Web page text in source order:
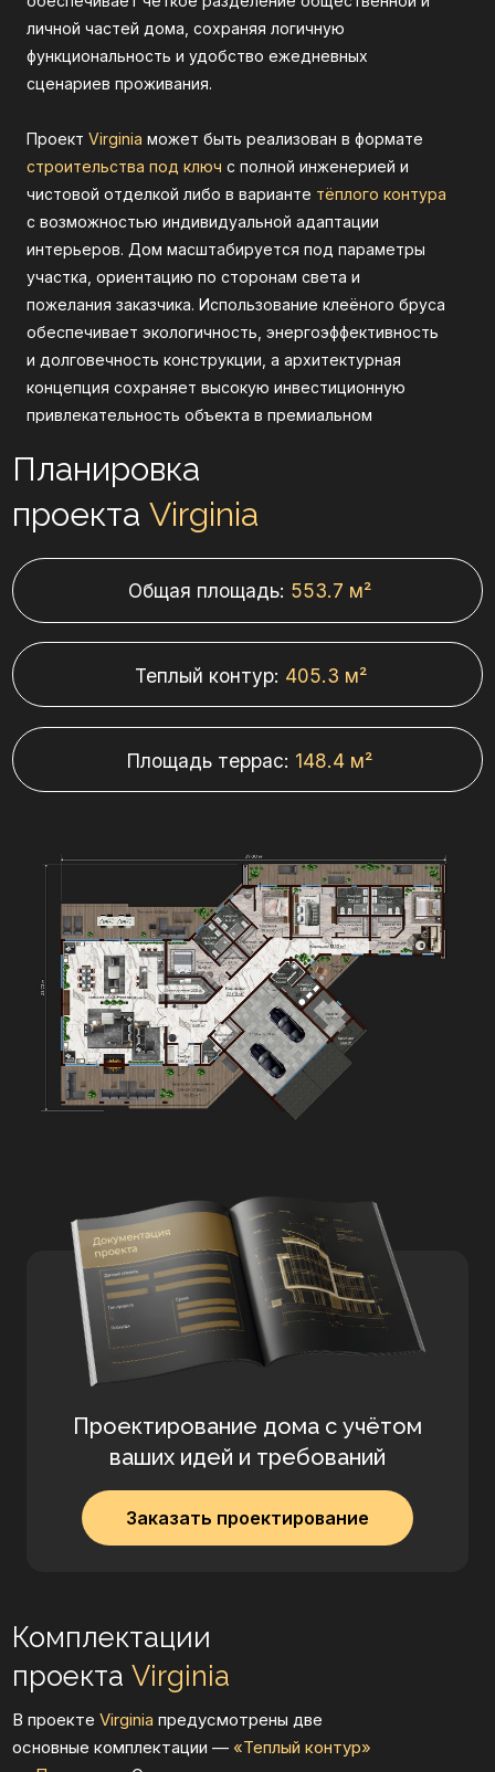
личной частей дома, сохраняя логичную
функциональность и удобство ежедневных
сценариев проживания.
Проект Virginia может быть реализован в формате
строительства под ключ с полной инженерией и
чистовой отделкой либо в варианте тёплого контура
с возможностью индивидуальной адаптации
интерьеров. Дом масштабируется под параметры
участка, ориентацию по сторонам света и
пожелания заказчика. Использование клеёного бруса
обеспечивает экологичность, энергоэффективность
и долговечность конструкции, а архитектурная
концепция сохраняет высокую инвестиционную
привлекательность объекта в премиальном
Планировка
проектаVirginia
Теплый контур:
Площадь террас:148.4 м²
Общая площадь: 553.7 м²
Проектирование дома с учётом
ваших идей и требований
Заказать проектирование
Комплектации
проектаVirginia
Virginiaпредусмотрены две
«Под ключ»
. Они отличаются степенью
готовности дома и уровнем комфорта для
Комплектация«Под ключ»